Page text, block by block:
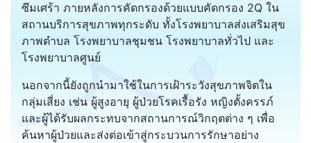
ซึมเศร้า ภายหลังการคัดกรองด้วยแบบคัดกรอง 2Q ใน
สถานบริการสุขภาพทุกระดับ ทั้งโรงพยาบาลส่งเสริมสุข
ภาพตำบล โรงพยาบาลชุมชน โรงพยาบาลทั่วไป และ
โรงพยาบาลศูนย์
นอกจากนี้ยังถูกนำมาใช้ในการเฝ้าระวังสุขภาพจิตใน
กลุ่มเสี่ยง เช่น ผู้สูงอายุ ผู้ป่วยโรคเรื้อรัง หญิงตั้งครรภ์
และผู้ได้รับผลกระทบจากสถานการณ์วิกฤตต่าง ๆ เพื่อ
ค้นหาผู้ป่วยและส่งต่อเข้าสู่กระบวนการรักษาอย่าง